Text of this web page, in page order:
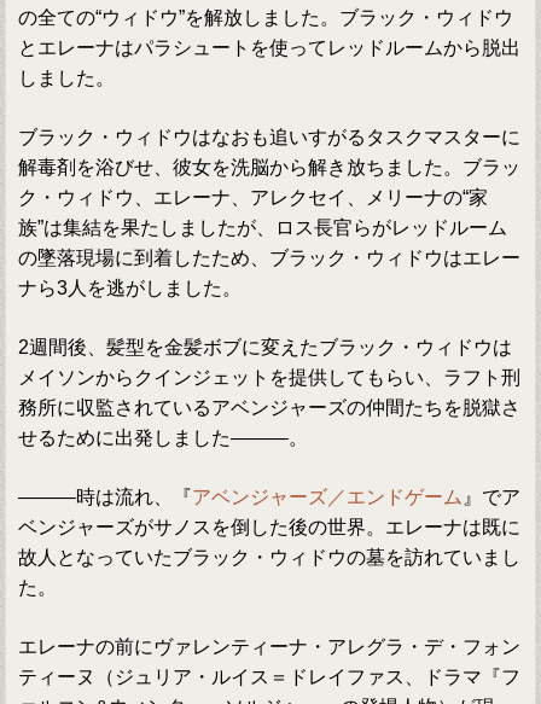
の全ての“ウィドウ”を解放しました。ブラック・ウィドウ
とエレーナはパラシュートを使ってレッドルームから脱出
しました。
ブラック・ウィドウはなおも追いすがるタスクマスターに
解毒剤を浴びせ、彼女を洗脳から解き放ちました。ブラッ
ク・ウィドウ、エレーナ、アレクセイ、メリーナの“家
族”は集結を果たしましたが、ロス長官らがレッドルーム
の墜落現場に到着したため、ブラック・ウィドウはエレー
ナら3人を逃がしました。
2週間後、髪型を金髪ボブに変えたブラック・ウィドウは
メイソンからクインジェットを提供してもらい、ラフト刑
務所に収監されているアベンジャーズの仲間たちを脱獄さ
せるために出発しました―――。
―――時は流れ、『アベンジャーズ／エンドゲーム 』でア
ベンジャーズがサノスを倒した後の世界。エレーナは既に
故人となっていたブラック・ウィドウの墓を訪れていまし
た。
エレーナの前にヴァレンティーナ・アレグラ・デ・フォン
ティーヌ（ジュリア・ルイス＝ドレイファス、ドラマ『フ